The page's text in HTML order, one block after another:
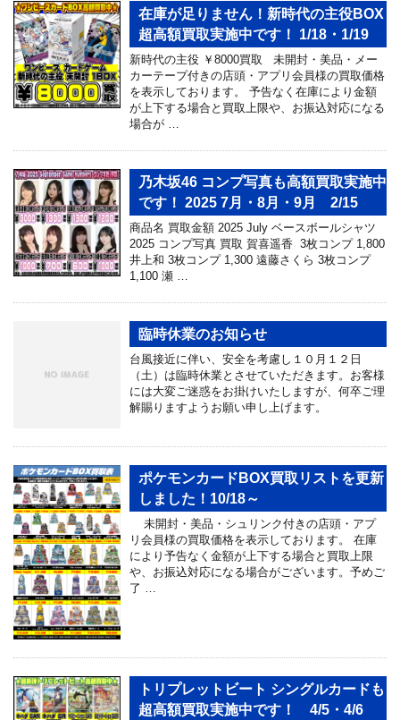
在庫が足りません！新時代の主役BOX
超高額買取実施中です！ 1/18・1/19
新時代の主役 ￥8000買取 未開封・美品・メー
カーテープ付きの店頭・アプリ会員様の買取価格
を表示しております。 予告なく在庫により金額
が上下する場合と買取上限や、お振込対応になる
場合が …
乃木坂46 コンプ写真も高額買取実施中
です！ 2025 7月・8月・9月 2/15
商品名 買取金額 2025 July ベースボールシャツ
2025 コンプ写真 買取 賀喜遥香 3枚コンプ 1,800
井上和 3枚コンプ 1,300 遠藤さくら 3枚コンプ
1,100 瀬 …
臨時休業のお知らせ
台風接近に伴い、安全を考慮し１０月１２日
（土）は臨時休業とさせていただきます。お客様
には大変ご迷惑をお掛けいたしますが、何卒ご理
解賜りますようお願い申し上げます。
ポケモンカードBOX買取リストを更新
しました！10/18～
未開封・美品・シュリンク付きの店頭・アプ
リ会員様の買取価格を表示しております。 在庫
により予告なく金額が上下する場合と買取上限
や、お振込対応になる場合がございます。予めご
了 …
トリプレットビート シングルカードも
超高額買取実施中です！ 4/5・4/6